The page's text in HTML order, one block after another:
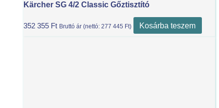
Kärcher SG 4/2 Classic Gőztisztító
352 355 Ft Bruttó ár (nettó: 277 445 Ft) Kosárba teszem